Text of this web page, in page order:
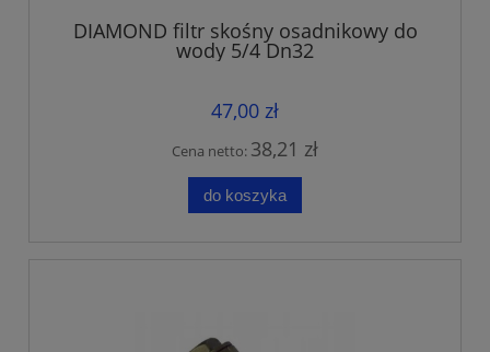
DIAMOND filtr skośny osadnikowy do
wody 5/4 Dn32
47,00 zł
Cena netto: 38,21 zł
do koszyka